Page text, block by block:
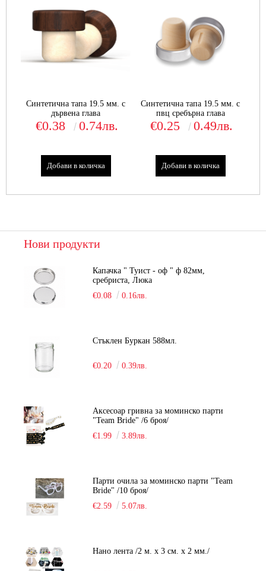
Синтетична тапа 19.5 мм. с
дървена глава
€0.38 0.74лв.
Синтетична тапа 19.5 мм. с
пвц сребърна глава
€0.25 0.49лв.
Нови продукти
Капачка " Туист - оф " ф 82мм,
сребриста, Люка
€0.08
0.16лв.
Стъклен Буркан 588мл.
€0.20 0.39лв.
Аксесоар гривна за моминско парти
"Team Bride" /6 броя/
€1.99
3.89лв.
Парти очила за моминско парти "Team
Bride" /10 броя/
€2.59
5.07лв.
Нано лента /2 м. х 3 см. х 2 мм./